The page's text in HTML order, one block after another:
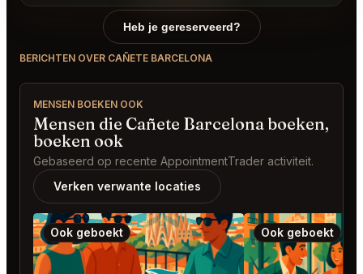
Heb je gereserveerd?
BERICHTEN OVER CAÑETE BARCELONA
MENSEN BOEKEN OOK
Mensen die Cañete Barcelona boeken,
boeken ook
Gebaseerd op recente AppointmentTrader activiteit.
Verken verwante locaties
Ook geboekt Ook geboekt